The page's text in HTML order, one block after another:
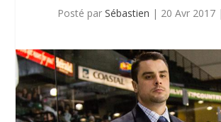
Posté par Sébastien | 20 Avr 2017|